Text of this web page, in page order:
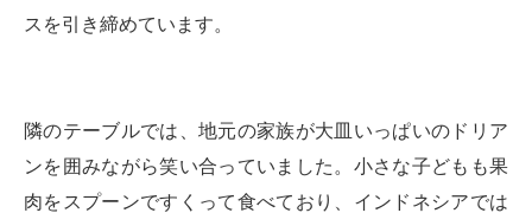
スを引き締めています。
隣のテーブルでは、地元の家族が大皿いっぱいのドリア
ンを囲みながら笑い合っていました。小さな子どもも果
肉をスプーンですくって食べており、インドネシアでは